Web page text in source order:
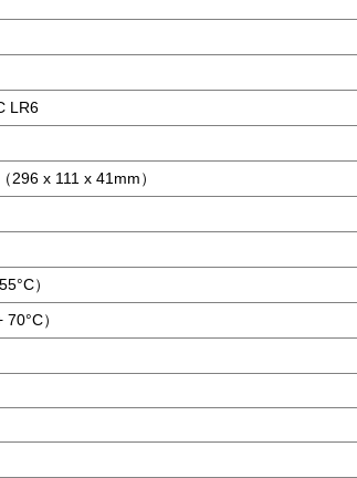
LR6
296 x 111 x 41mm ）
）
70°C）